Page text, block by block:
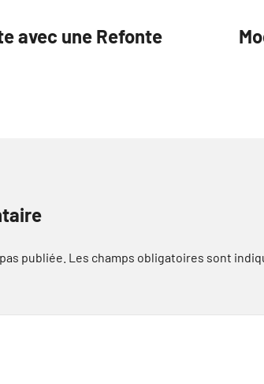
avec une Refonte
publiée. Les champs obligatoires sont